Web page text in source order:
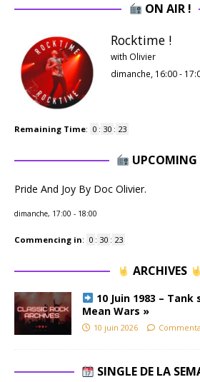
ON AIR !
Rocktime !
with Olivier
dimanche, 16:00-
Remaining Time: 0 : 30 : 22
UPCOMING
Pride And Joy By Doc Olivier.
dimanche, 17:00 - 18:00
Commencing in: 0 : 30 : 22
ARCHIVES
10 Juin 1983 –
Mean Wars »
10 juin 2026
SINGLE DE LA